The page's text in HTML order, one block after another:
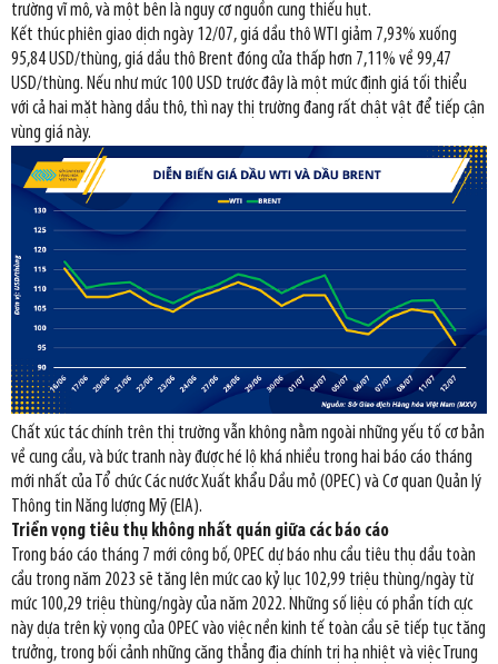
trường vĩ mô, và một bên là nguy cơ nguồn cung thiếu hụt.
Kết thúc phiên giao dịch ngày 12/07, giá dầu thô WTI giảm 7,93% xuống
95,84 USD/thùng, giá dầu thô Brent đóng cửa thấp hơn 7,11% về 99,47
USD/thùng. Nếu như mức 100 USD trước đây là một mức định giá tối thiểu
với cả hai mặt hàng dầu thô, thì nay thị trường đang rất chật vật để tiếp cận
vùng giá này.
Chất xúc tác chính trên thị trường vẫn không nằm ngoài những yếu tố cơ bản
về cung cầu, và bức tranh này được hé lộ khá nhiều trong hai báo cáo tháng
mới nhất của Tổ chức Các nước Xuất khẩu Dầu mỏ (OPEC) và Cơ quan Quản lý
Thông tin Năng lượng Mỹ (EIA).
Triển vọng tiêu thụ không nhất quán giữa các báo cáo
Trong báo cáo tháng 7 mới công bố, OPEC dự báo nhu cầu tiêu thụ dầu toàn
cầu trong năm 2023 sẽ tăng lên mức cao kỷ lục 102,99 triệu thùng/ngày từ
mức 100,29 triệu thùng/ngày của năm 2022. Những số liệu có phần tích cực
này dựa trên kỳ vọng của OPEC vào việc nền kinh tế toàn cầu sẽ tiếp tục tăng
trưởng, trong bối cảnh những căng thẳng địa chính trị hạ nhiệt và việc Trung